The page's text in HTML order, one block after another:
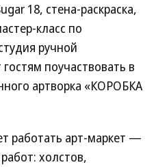
18, стена-раскраска,
класс по
ручной
поучаствовать в
артворка «КОРОБКА
работать арт-маркет —
холстов,